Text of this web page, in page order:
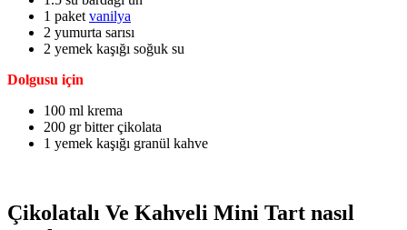
1 paket vanilya
2 yumurta sarısı
2 yemek kaşığı soğuk su
Dolgusu için
100 ml krema
200 gr bitter çikolata
1 yemek kaşığı granül kahve
Çikolatalı Ve Kahveli Mini Tart nasıl